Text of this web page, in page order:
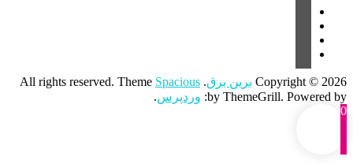
Copyright © 2026 برین برق. All rights reserved. Theme
Spacious
by ThemeGrill. Powered by: وردپرس.
0